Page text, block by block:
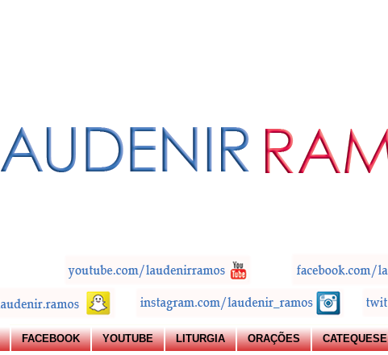
FACEBOOK YOUTUBE LITURGIA ORAÇÕES CATEQUESE